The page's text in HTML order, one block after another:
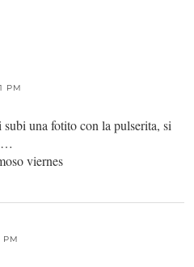
PM
una fotito con la pulserita, si
viernes
PM